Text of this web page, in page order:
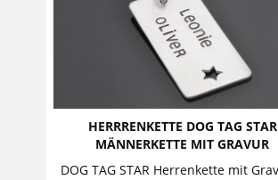
HERRRENKETTE DOG TAG STAR
MÄNNERKETTE MIT GRAVUR